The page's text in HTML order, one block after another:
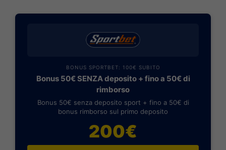
BONUS SPORTBET: 100€ SUBITO
Bonus 50€ SENZA deposito + fino a 50€ di
rimborso
Bonus 50€ senza deposito sport + fino a 50€ di
bonus rimborso sul primo deposito
200€